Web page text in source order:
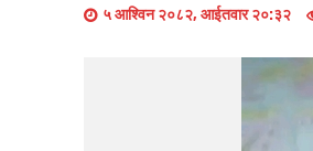
५ आश्विन २०८२, आईतवार २०:३२